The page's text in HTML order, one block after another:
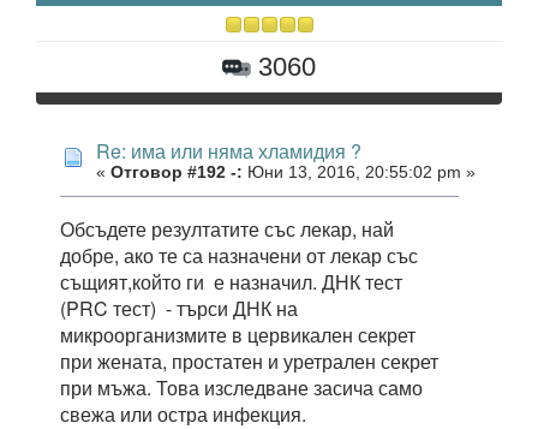
3060
Re: има или няма хламидия ?
« Отговор #192 -: Юни 13, 2016, 20:55:02 pm »
Обсъдете резултатите със лекар, най
добре, ако те са назначени от лекар със
същият,който ги е назначил. ДНК тест
(PRC тест) - търси ДНК на
микроорганизмите в цервикален секрет
при жената, простатен и уретрален секрет
при мъжа. Това изследване засича само
свежа или остра инфекция.